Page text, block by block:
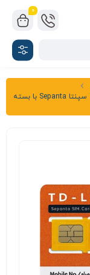
0
سیم کارت اینترنت ثابت TD-LTE سپنتا Sepanta با بسته